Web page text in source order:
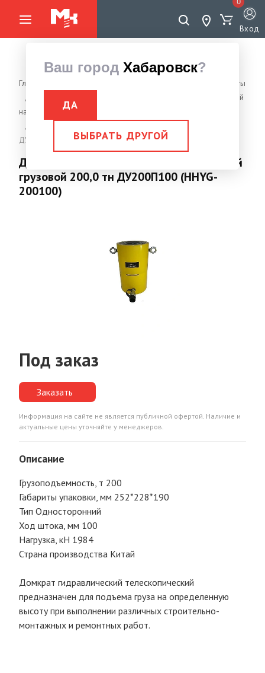
Ваш город Хабаровск?
ДА
ВЫБРАТЬ ДРУГОЙ
Вход
Главная страница
Домкраты
Домкрат гидравлический односторонний грузовой (выносной
насос)
Домкрат гидравлический односторонний грузовой 200,0 тн
ДУ200П100 (HHYG-200100)
Домкрат гидравлический односторонний
грузовой 200,0 тн ДУ200П100 (HHYG-
200100)
Под заказ
Заказать
Информация на сайте не является публичной офертой. Наличие и
актуальные цены уточняйте у менеджеров.
Описание
Грузоподъемность, т 200
Габариты упаковки, мм 252*228*190
Тип Односторонний
Ход штока, мм 100
Нагрузка, кН 1984
Страна производства Китай
Домкрат гидравлический телескопический
предназначен для подъема груза на определенную
высоту при выполнении различных строительно-
монтажных и ремонтных работ.